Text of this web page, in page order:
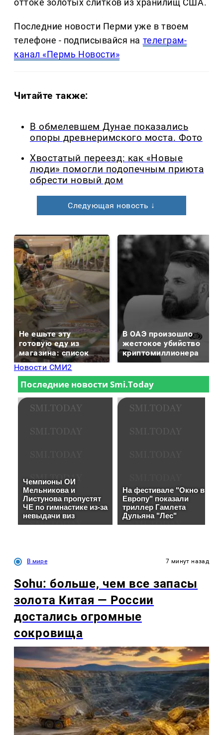
оттоке золотых слитков из хранилищ США.
Последние новости Перми уже в твоем
телефоне - подписывайся на телеграм-
канал «Пермь Новости»
Читайте также:
В обмелевшем Дунае показались
опоры древнеримского моста. Фото
Хвостатый переезд: как «Новые
люди» помогли подопечным приюта
обрести новый дом
Следующая новость ↓
Не ешьте эту
готовую еду из
магазина: список
В ОАЭ произошло
жестокое убийство
криптомиллионера
Новости СМИ2
В мире 7 минут назад
Sohu: больше, чем все запасы
золота Китая — России
достались огромные
сокровища